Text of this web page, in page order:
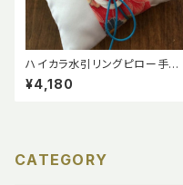
ハイカラ水引リングピロー手作
りキット
¥4,180
CATEGORY